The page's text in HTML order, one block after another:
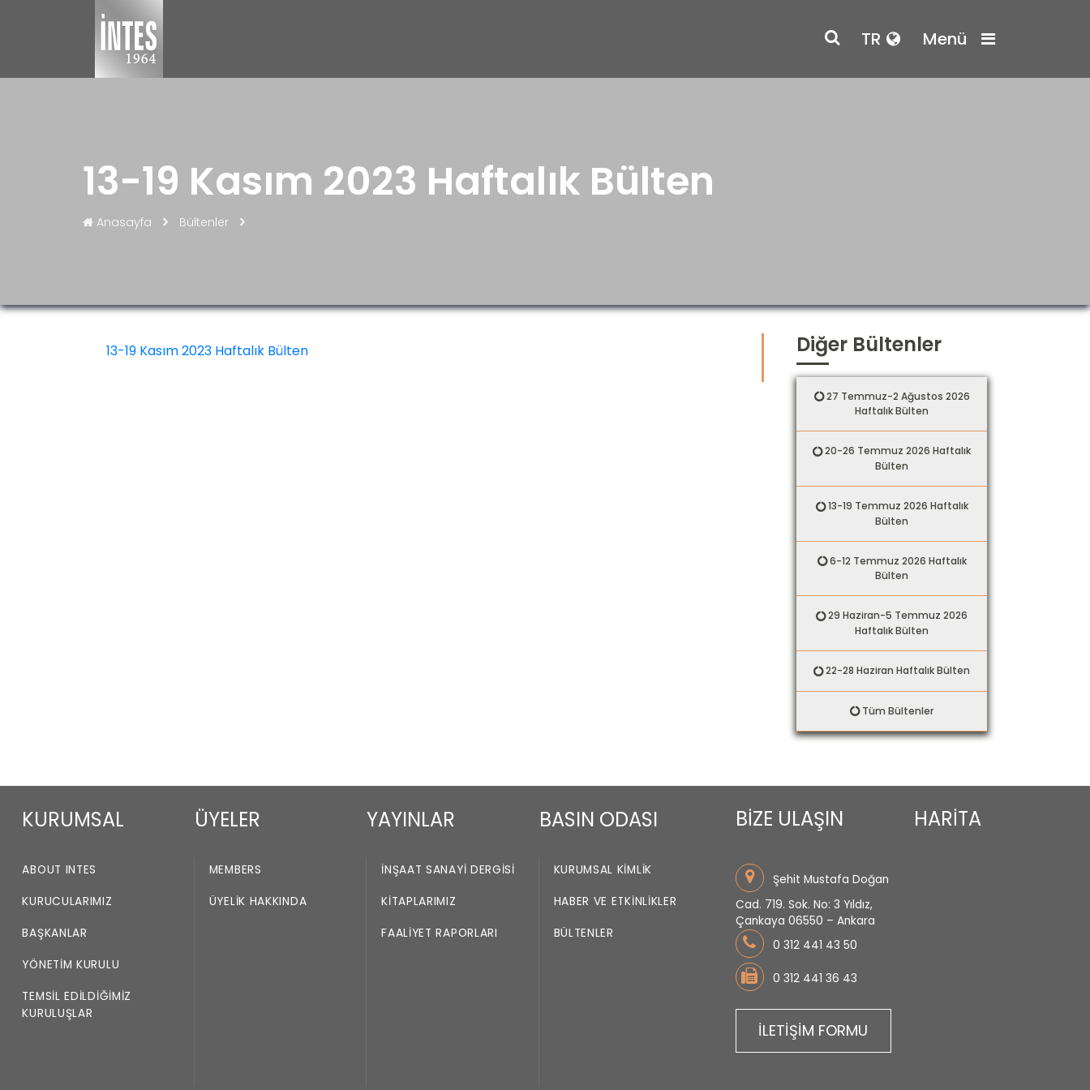
TR Menü
13-19 Kasım 2023 Haftalık Bülten
Anasayfa Bültenler
13-19 Kasım 2023 Haftalık Bülten Diğer Bültenler
27 Temmuz-2 Ağustos 2026
Haftalık Bülten
20-26 Temmuz 2026 Haftalık
Bülten
13-19 Temmuz 2026 Haftalık
Bülten
6-12 Temmuz 2026 Haftalık
Bülten
29 Haziran-5 Temmuz 2026
Haftalık Bülten
22-28 Haziran Haftalık Bülten
Tüm Bültenler
KURUMSAL
ABOUT INTES
KURUCULARIMIZ
BAŞKANLAR
YÖNETIM KURULU
TEMSIL EDILDIĞIMIZ
KURULUŞLAR
ÜYELER
MEMBERS
ÜYELIK HAKKINDA
YAYINLAR
İNŞAAT SANAYI DERGISI
KITAPLARIMIZ
FAALIYET RAPORLARI
BASIN ODASI
KURUMSAL KIMLIK
HABER VE ETKINLIKLER
BÜLTENLER
BİZE ULAŞIN
Şehit Mustafa Doğan
Cad. 719. Sok. No: 3 Yıldız,
Çankaya 06550 – Ankara
0 312 441 43 50
0 312 441 36 43
İLETİŞİM FORMU
HARİTA